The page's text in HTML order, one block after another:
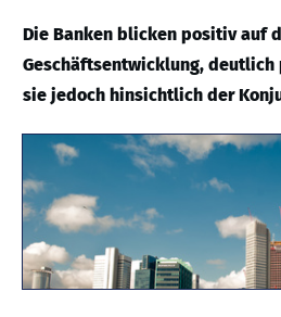
Die Banken blicken positiv auf
Geschäftsentwicklung,
sie jedoch hinsichtlich der